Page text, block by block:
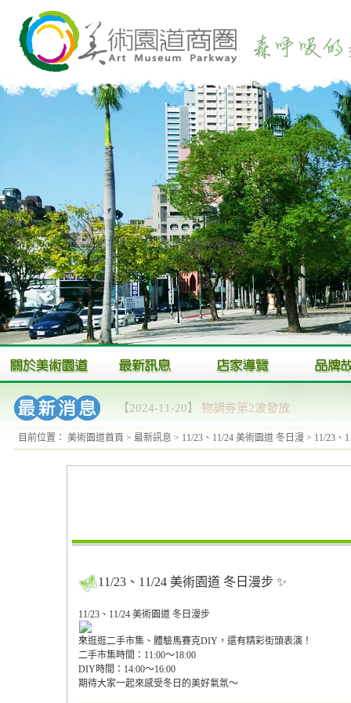
【2024-11-20】 11/23、11/24 美術園道 冬日
目前位置： 美術園道首頁 > 最新訊息 > 11/23、11/24 美術園道 冬日漫 > 11/23、
11/23、11/24 美術園道 冬日漫步 ✨
11/23、11/24 美術園道 冬日漫步
來逛逛二手市集、體驗馬賽克DIY，還有精彩街頭表演！
二手市集時間：11:00～18:00
DIY時間：14:00～16:00
期待大家一起來感受冬日的美好氣氛～